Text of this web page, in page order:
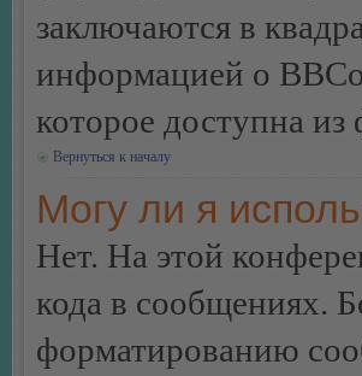
заключаются в
информацией о
которое доступна
Вернуться к началу
Могу ли я
Нет. На этой
кода в сообщениях.
форматированию